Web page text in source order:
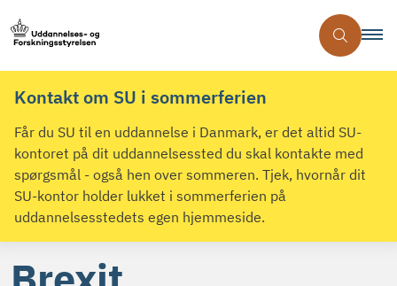
Kontakt om SU i sommerferien
Får du SU til en uddannelse i Danmark, er det altid SU-
kontoret på dit uddannelsessted du skal kontakte med
spørgsmål - også hen over sommeren. Tjek, hvornår dit
SU-kontor holder lukket i sommerferien på
uddannelsesstedets egen hjemmeside.